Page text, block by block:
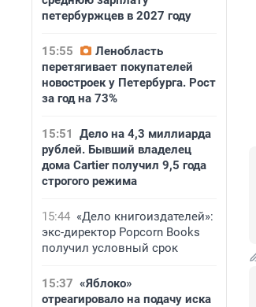
петербуржцев в 2027 году
15:55
Ленобласть
перетягивает покупателей
новостроек у Петербурга. Рост
за год на 73%
15:51
Дело на 4,3 миллиарда
рублей. Бывший владелец
дома Cartier получил 9,5 года
строгого режима
15:44 «Дело книгоиздателей»:
экс-директор Popcorn Books
получил условный срок
15:37 «Яблоко»
отреагировало на подачу иска